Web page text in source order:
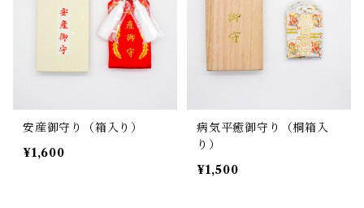
安産御守り（箱入り）
¥1,600
病気平癒御守り（桐箱入
り）
¥1,500